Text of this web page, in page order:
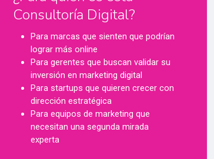
Consultoría Digital?
Para marcas que sienten que podrían
lograr más online
Para gerentes que buscan validar su
inversión en marketing digital
Para startups que quieren crecer con
dirección estratégica
Para equipos de marketing que
necesitan una segunda mirada
experta